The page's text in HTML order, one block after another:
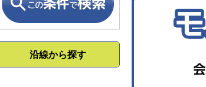
沿線から探す